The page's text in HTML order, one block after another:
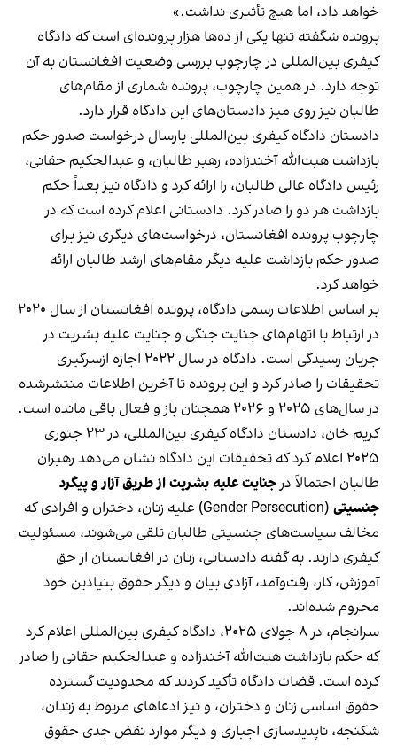
خواهد داد، اما هیچ تأثیری نداشت.»
پرونده شگفته تنها یکی از ده‌ها هزار پرونده‌ای است که دادگاه
کیفری بین‌المللی در چارچوب بررسی وضعیت افغانستان به آن
توجه دارد. در همین چارچوب، پرونده شماری از مقام‌های
طالبان نیز روی میز دادستان‌های این دادگاه قرار دارد.
دادستان دادگاه کیفری بین‌المللی پارسال درخواست صدور حکم
بازداشت هبت‌الله آخندزاده، رهبر طالبان، و عبدالحکیم حقانی،
رئیس دادگاه عالی طالبان، را ارائه کرد و دادگاه نیز بعداً حکم
بازداشت هر دو را صادر کرد. دادستانی اعلام کرده است که در
چارچوب پرونده افغانستان، درخواست‌های دیگری نیز برای
صدور حکم بازداشت علیه دیگر مقام‌های ارشد طالبان ارائه
خواهد کرد.
بر اساس اطلاعات رسمی دادگاه، پرونده افغانستان از سال ۲۰۲۰
در ارتباط با اتهام‌های جنایت جنگی و جنایت علیه بشریت در
جریان رسیدگی است. دادگاه در سال ۲۰۲۲ اجازه ازسرگیری
تحقیقات را صادر کرد و این پرونده تا آخرین اطلاعات منتشرشده
در سال‌های ۲۰۲۵ و ۲۰۲۶ همچنان باز و فعال باقی مانده است.
کریم خان، دادستان دادگاه کیفری بین‌المللی، در ۲۳ جنوری
۲۰۲۵ اعلام کرد که تحقیقات این دادگاه نشان می‌دهد رهبران
طالبان احتمالاً درجنایت علیه بشریت از طریق آزار و پیگرد
جنسیتی
(Gender Persecution) علیه زنان، دختران و افرادی که
مخالف سیاست‌های جنسیتی طالبان تلقی می‌شوند، مسئولیت
کیفری دارند. به گفته دادستانی، زنان در افغانستان از حق
آموزش، کار، رفت‌وآمد، آزادی بیان و دیگر حقوق بنیادین خود
محروم شده‌اند.
سرانجام، در ۸ جولای ۲۰۲۵، دادگاه کیفری بین‌المللی اعلام کرد
که حکم بازداشت هبت‌الله آخندزاده و عبدالحکیم حقانی را صادر
کرده است. قضات دادگاه تأکید کردند که محدودیت گسترده
حقوق اساسی زنان و دختران، و نیز ادعاهای مربوط به زندان،
شکنجه، ناپدیدسازی اجباری و دیگر موارد نقض جدی حقوق